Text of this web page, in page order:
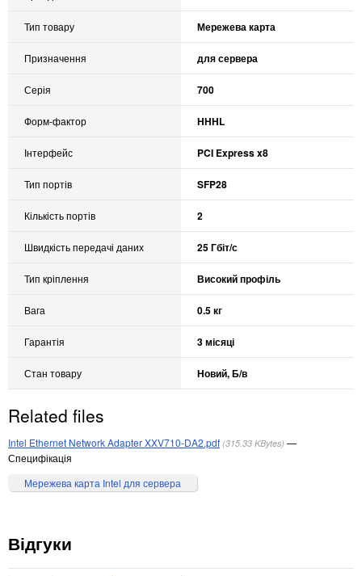
Тип товару Мережева карта
Призначення для сервера
Серія 700
Форм-фактор HHHL
Інтерфейс PCI Express x8
Тип портів SFP28
Кількість портів 2
Швидкість передачі даних 25 Гбіт/с
Тип кріплення Високий профіль
Вага 0.5 кг
Гарантія 3 місяці
Стан товару Новий, Б/в
Related files
Intel Ethernet Network Adapter XXV710-DA2.pdf 315.33 KBytes
Специфікація
Мережева карта Intel для сервера
Відгуки